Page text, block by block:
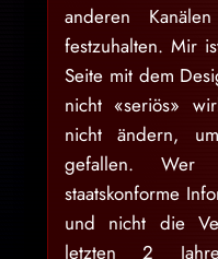
anderen
festzuhalten. Mir
Seite mit dem
nicht «seriös»
nicht ändern,
gefallen.
staatskonforme
und nicht die
letzten 2